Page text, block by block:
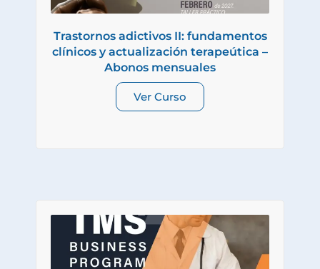
Trastornos adictivos II: fundamentos
clínicos y actualización terapeútica –
Abonos mensuales
Ver Curso